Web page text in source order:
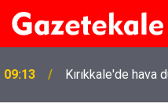
09:08
2026